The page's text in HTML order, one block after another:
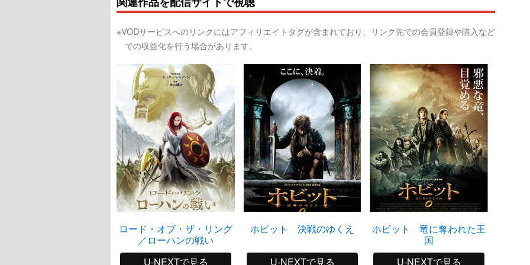
※VODサービスへのリンクにはアフィリエイトタグが含まれており、リンク先での会員登録や購入など
での収益化を行う場合があります。
ロード・オブ・ザ・リング
／ローハンの戦い
U-NEXTで見る
ホビット 決戦のゆくえ
U-NEXTで見る
ホビット 竜に奪われた王
国
U-NEXTで見る